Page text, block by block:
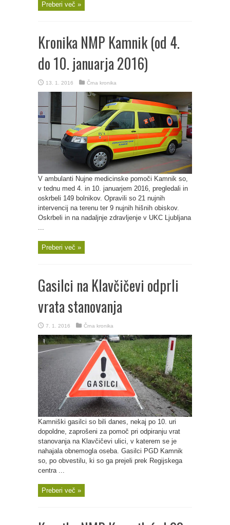
Preberi več »
Kronika NMP Kamnik (od 4.
do 10. januarja 2016)
13. 1. 2016 Črna kronika
V ambulanti Nujne medicinske pomoči Kamnik so,
v tednu med 4. in 10. januarjem 2016, pregledali in
oskrbeli 149 bolnikov. Opravili so 21 nujnih
intervencij na terenu ter 9 nujnih hišnih obiskov.
Oskrbeli in na nadaljnje zdravljenje v UKC Ljubljana
...
Preberi več »
Gasilci na Klavčičevi odprli
vrata stanovanja
7. 1. 2016 Črna kronika
Kamniški gasilci so bili danes, nekaj po 10. uri
dopoldne, zaprošeni za pomoč pri odpiranju vrat
stanovanja na Klavčičevi ulici, v katerem se je
nahajala obnemogla oseba. Gasilci PGD Kamnik
so, po obvestilu, ki so ga prejeli prek Regijskega
centra ...
Preberi več »